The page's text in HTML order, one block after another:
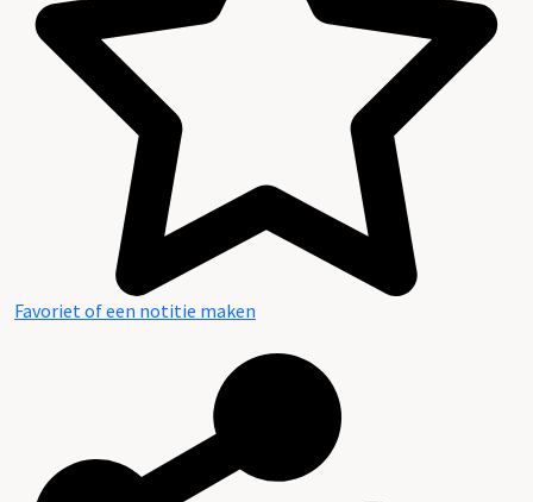
Favoriet of een notitie maken